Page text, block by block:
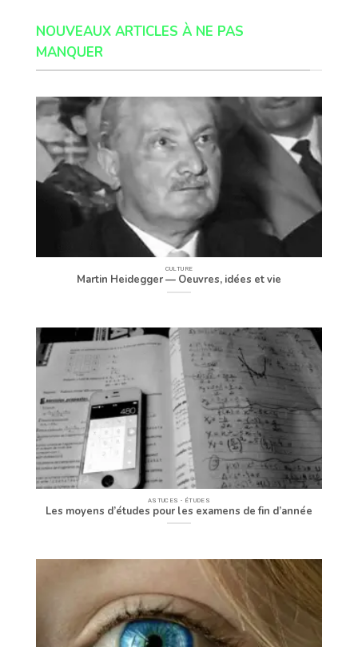
NOUVEAUX ARTICLES À NE PAS
MANQUER
CULTURE
Martin Heidegger — Oeuvres, idées et vie
ASTUCES - ÉTUDES
Les moyens d’études pour les examens de fin d’année